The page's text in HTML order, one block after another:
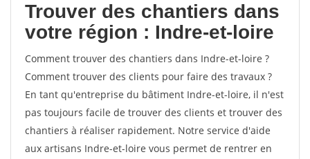
Trouver des chantiers dans
votre région : Indre-et-loire
Comment trouver des chantiers dans Indre-et-loire ?
Comment trouver des clients pour faire des travaux ?
En tant qu'entreprise du bâtiment Indre-et-loire, il n'est
pas toujours facile de trouver des clients et trouver des
chantiers à réaliser rapidement. Notre service d'aide
aux artisans Indre-et-loire vous permet de rentrer en